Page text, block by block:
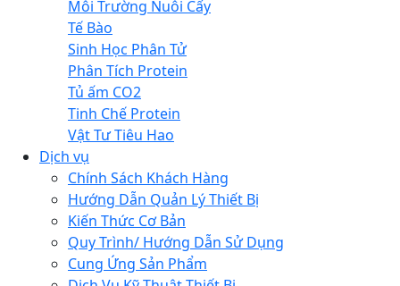
Môi Trường Nuôi Cấy
Tế Bào
Sinh Học Phân Tử
Phân Tích Protein
Tủ ấm CO2
Tinh Chế Protein
Vật Tư Tiêu Hao
Dịch vụ
Chính Sách Khách Hàng
Hướng Dẫn Quản Lý Thiết Bị
Kiến Thức Cơ Bản
Quy Trình/ Hướng Dẫn Sử Dụng
Cung Ứng Sản Phẩm